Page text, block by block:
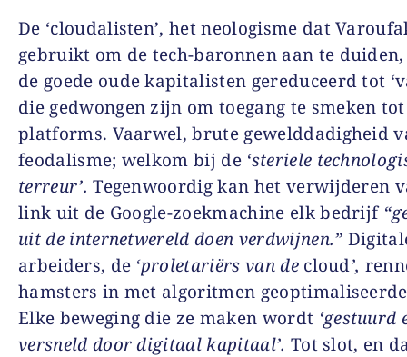
De ‘cloudalisten’, het neologisme dat
gebruikt om de tech-baronnen aan te
de goede oude kapitalisten gereduceerd tot
die gedwongen zijn om toegang te smeken
platforms. Vaarwel, brute gewelddadigheid
feodalisme; welkom bij de ‘steriele
terreur’. Tegenwoordig kan het verwijderen
link uit de Google-zoekmachine elk bedrijf
uit de internetwereld doen verdwijnen.”
arbeiders, de ‘proletariërs van decloud’,
hamsters in met algoritmen
Elke beweging die ze maken wordt ‘gestuurd
versneld door digitaal kapitaal’. Tot slot, en